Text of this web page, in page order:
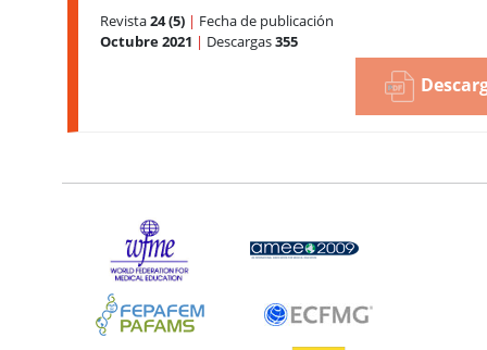
Revista24 (5) | Fecha de publicación
Octubre 2021 | Descargas355